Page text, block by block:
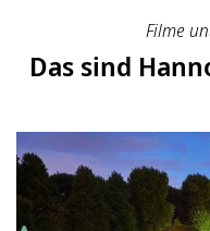
Filme
Das sind